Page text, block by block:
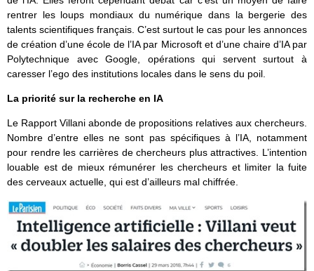
rentrer les loups mondiaux du numérique dans la bergerie des
talents scientifiques français. C’est surtout le cas pour les annonces
de création d’une école de l’IA par Microsoft et d’une chaire d’IA par
Polytechnique avec Google, opérations qui servent surtout à
caresser l’ego des institutions locales dans le sens du poil.
La priorité sur la recherche en IA
Le Rapport Villani abonde de propositions relatives aux chercheurs.
Nombre d’entre elles ne sont pas spécifiques à l’IA, notamment
pour rendre les carrières de chercheurs plus attractives. L’intention
louable est de mieux rémunérer les chercheurs et limiter la fuite
des cerveaux actuelle, qui est d’ailleurs mal chiffrée.